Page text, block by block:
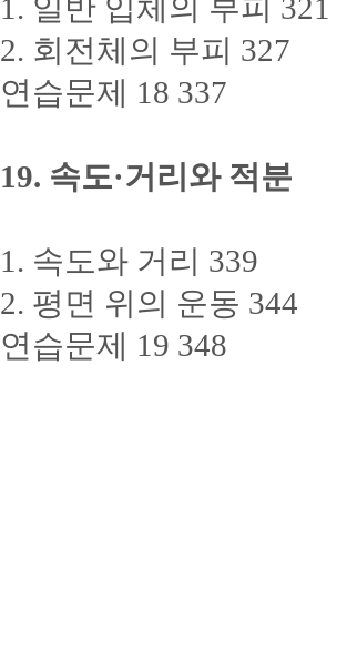
1. 일반 입체의 부피 321
2. 회전체의 부피 327
연습문제 18 337
19. 속도·거리와 적분
1. 속도와 거리 339
2. 평면 위의 운동 344
연습문제 19 348